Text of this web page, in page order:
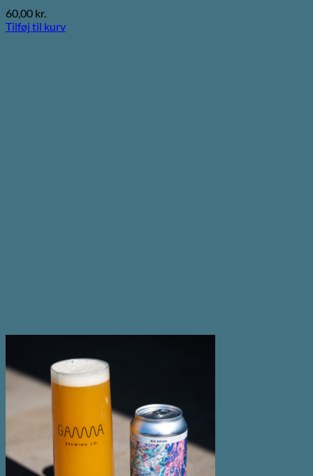
60,00 kr.
Tilføj til kurv